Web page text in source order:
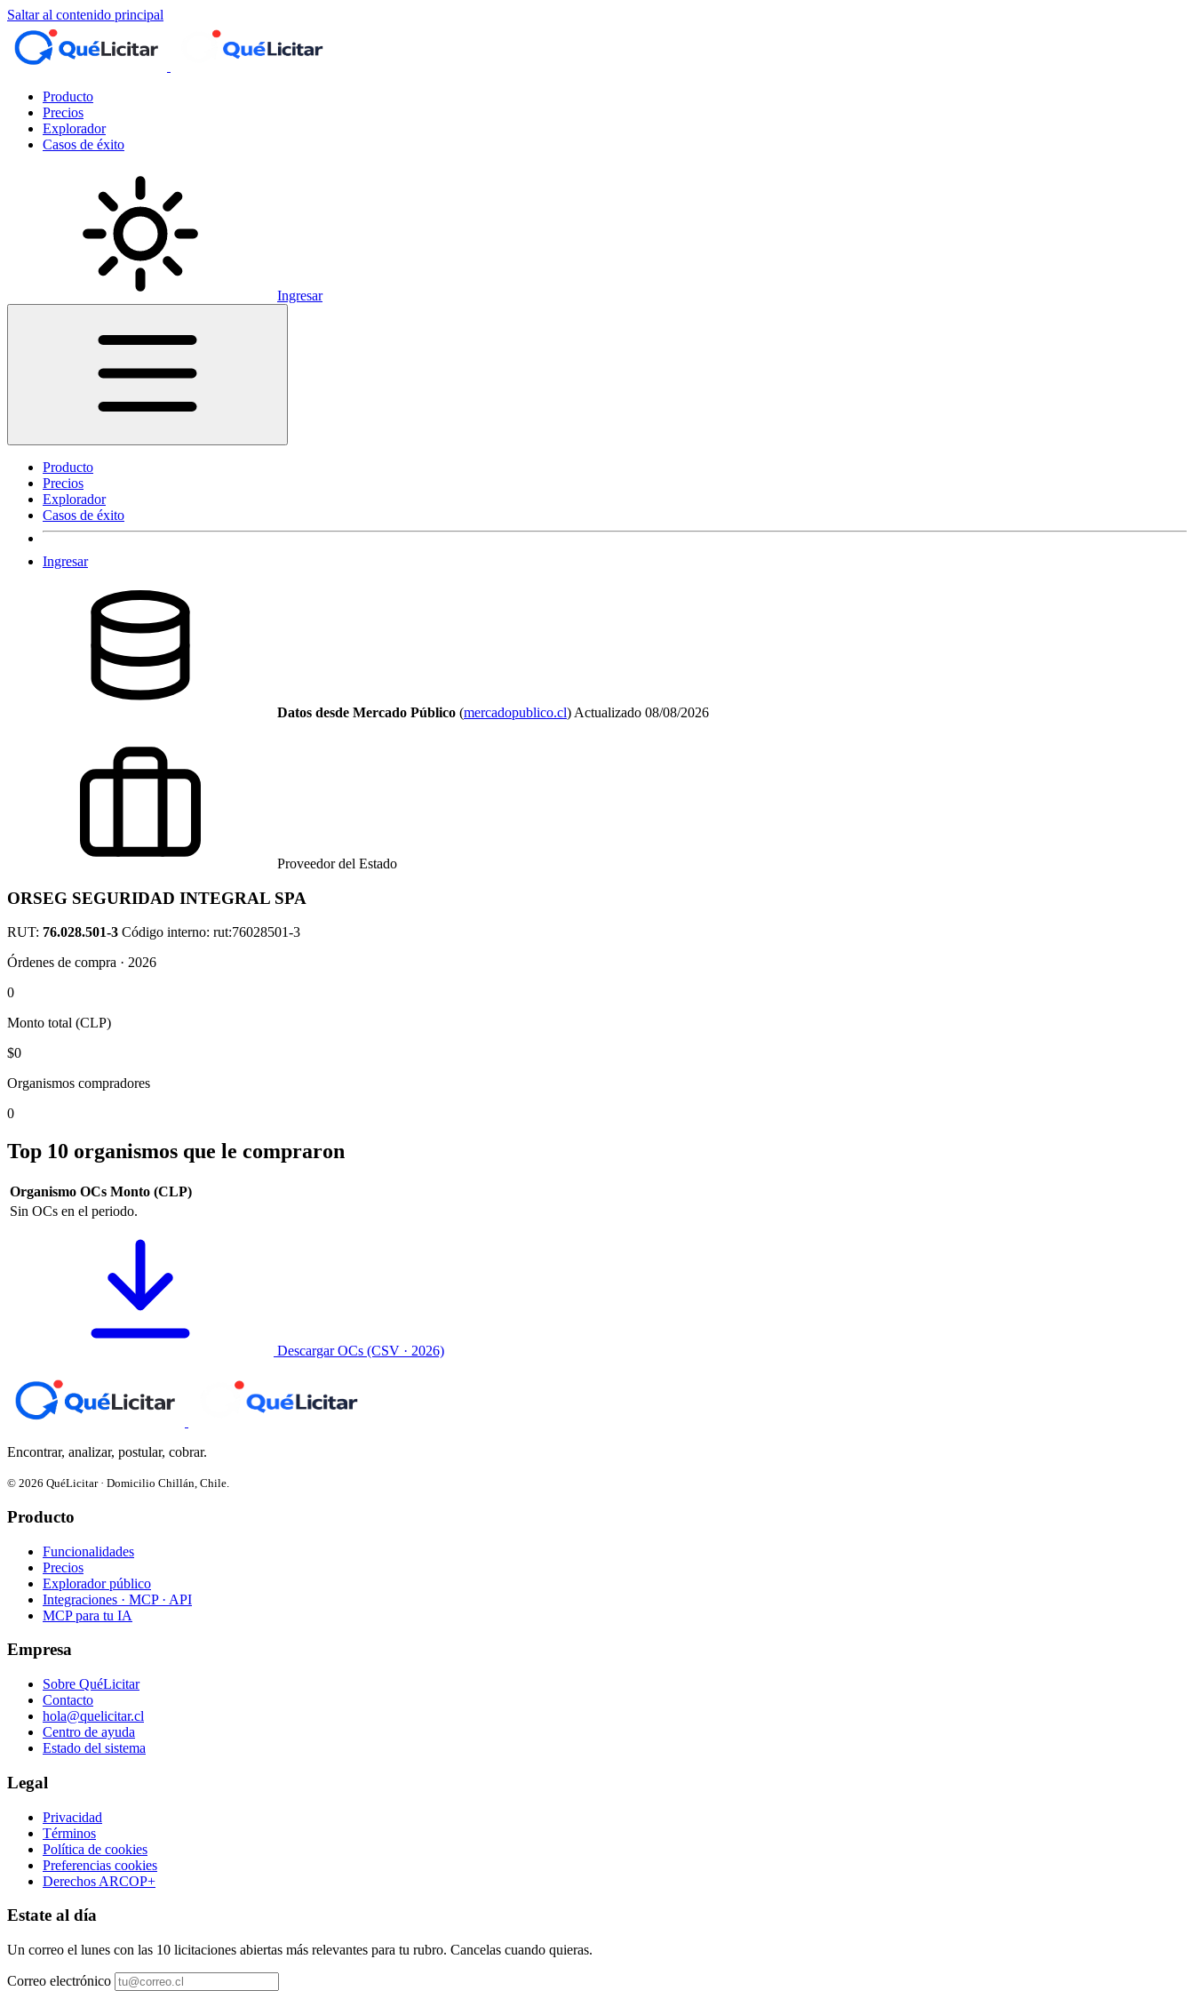
Saltar al contenido principal
Producto
Precios
Explorador
Casos de éxito
Ingresar
Producto
Precios
Explorador
Casos de éxito
Ingresar
Datos desde Mercado Público (mercadopublico.cl) Actualizado 08/08/2026
Proveedor del Estado
ORSEG SEGURIDAD INTEGRAL SPA
RUT: 76.028.501-3 Código interno: rut:76028501-3
Órdenes de compra · 2026
0
Monto total (CLP)
$0
Organismos compradores
0
Top 10 organismos que le compraron
Organismo OCs Monto (CLP)
Sin OCs en el periodo.
Descargar OCs (CSV · 2026)
Encontrar, analizar, postular, cobrar.
© 2026 QuéLicitar · Domicilio Chillán, Chile.
Producto
Funcionalidades
Precios
Explorador público
Integraciones · MCP · API
MCP para tu IA
Empresa
Sobre QuéLicitar
Contacto
hola@quelicitar.cl
Centro de ayuda
Estado del sistema
Legal
Privacidad
Términos
Política de cookies
Preferencias cookies
Derechos ARCOP+
Estate al día
Un correo el lunes con las 10 licitaciones abiertas más relevantes para tu rubro. Cancelas cuando quieras.
Correo electrónico